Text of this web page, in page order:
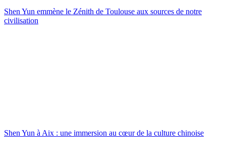
Shen Yun emmène le Zénith de Toulouse aux sources de notre
civilisation
Shen Yun à Aix : une immersion au cœur de la culture chinoise